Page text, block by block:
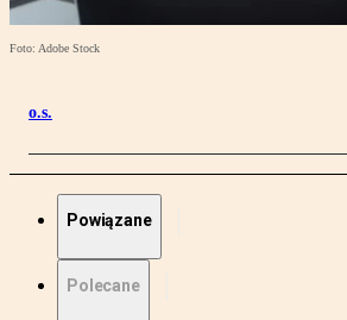
Foto: Adobe Stock
o.s.
Powiązane
Polecane